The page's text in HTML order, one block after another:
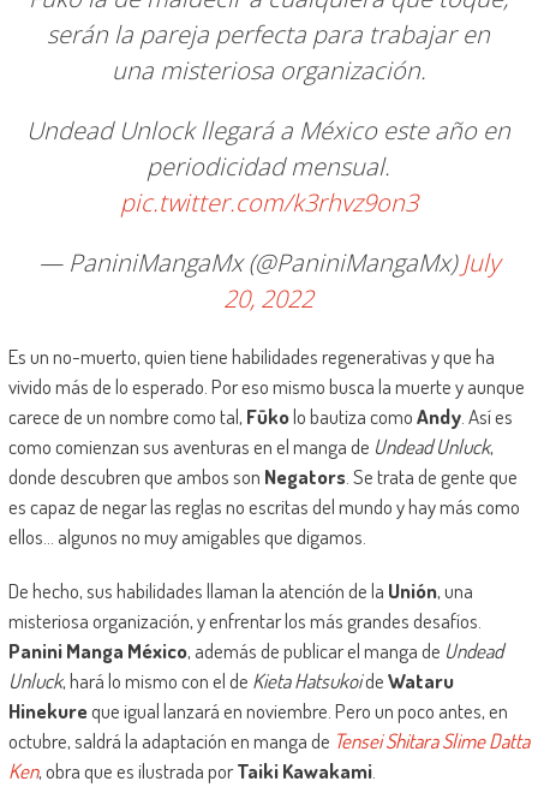
serán la pareja perfecta para trabajar en
una misteriosa organización.
Undead Unlock llegará a México este año en
periodicidad mensual.
pic.twitter.com/k3rhvz9on3
— PaniniMangaMx (@PaniniMangaMx)July
20, 2022
Es un no-muerto, quien tiene habilidades regenerativas y que ha
vivido más de lo esperado. Por eso mismo busca la muerte y aunque
carece de un nombre como tal, Fūkolo bautiza comoAndy. Así es
como comienzan sus aventuras en el manga de Undead Unluck,
donde descubren que ambos son Negators. Se trata de gente que
es capaz de negar las reglas no escritas del mundo y hay más como
ellos… algunos no muy amigables que digamos.
De hecho, sus habilidades llaman la atención de la Unión, una
misteriosa organización, y enfrentar los más grandes desafíos.
Panini Manga México, además de publicar el manga de Undead
Unluck, hará lo mismo con el de Kieta HatsukoideWataru
Hinekureque igual lanzará en noviembre. Pero un poco antes, en
octubre, saldrá la adaptación en manga de Tensei Shitara Slime Datta
Ken, obra que es ilustrada porTaiki Kawakami.